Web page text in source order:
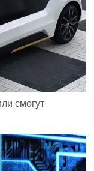
смогут